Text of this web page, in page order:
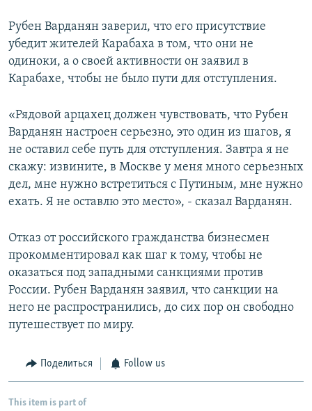
Рубен Варданян заверил, что его присутствие
убедит жителей Карабаха в том, что они не
одиноки, а о своей активности он заявил в
Карабахе, чтобы не было пути для отступления.
«Рядовой арцахец должен чувствовать, что Рубен
Варданян настроен серьезно, это один из шагов, я
не оставил себе путь для отступления. Завтра я не
скажу: извините, в Москве у меня много серьезных
дел, мне нужно встретиться с Путиным, мне нужно
ехать. Я не оставлю это место», - сказал Варданян.
Отказ от российского гражданства бизнесмен
прокомментировал как шаг к тому, чтобы не
оказаться под западными санкциями против
России. Рубен Варданян заявил, что санкции на
него не распространились, до сих пор он свободно
путешествует по миру.
Поделиться Follow us
This item is part of